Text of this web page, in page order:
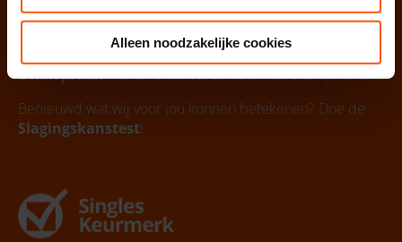
Alleen noodzakelijke cookies
Neem vrijblijvend contact op
Voor vragen over onze aanpak kan je altijd een
belafspraakmaken of direct contact met ons opnemen.
Benieuwd wat wij voor jou kunnen betekenen? Doe de
Slagingskanstest!